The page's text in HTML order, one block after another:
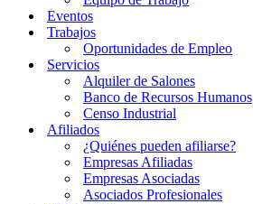
Eventos
Trabajos
Oportunidades de Empleo
Servicios
Alquiler de Salones
Banco de Recursos Humanos
Censo Industrial
Afiliados
¿Quiénes pueden afiliarse?
Empresas Afiliadas
Empresas Asociadas
Asociados Profesionales